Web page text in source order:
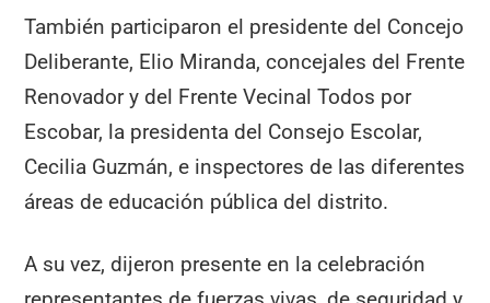
También participaron el presidente del Concejo
Deliberante, Elio Miranda, concejales del Frente
Renovador y del Frente Vecinal Todos por
Escobar, la presidenta del Consejo Escolar,
Cecilia Guzmán, e inspectores de las diferentes
áreas de educación pública del distrito.
A su vez, dijeron presente en la celebración